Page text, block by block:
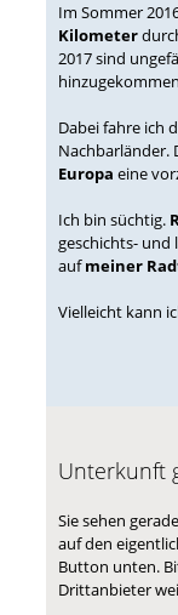
Im Sommer
Kilometer
2017 sind
Dabei fahre ich
Nachbarländer.
Europa eine
Ich bin süchtig.
geschichts- und
aufmeiner
Vielleicht kann
Unterkunft
Sie sehen
auf den
Button unten.
Drittanbieter